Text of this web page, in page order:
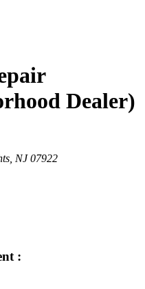
Dealer)
NJ 07922
: